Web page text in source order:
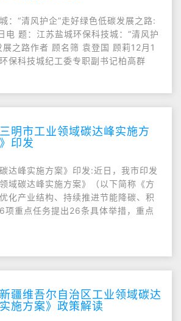
：“清风护企”走好绿色低碳发展之路:
电 题：江苏盐城环保科技城：“清风护
展之路作者 顾名筛 袁登国 顾莉12月1
保科技城纪工委专职副书记柏高群
三明市工业领域碳达峰实施方
印发
达峰实施方案》印发:近日，我市印发
域碳达峰实施方案》（以下简称《方
化产业结构、持续推进节能降碳、积
项重点任务提出26条具体举措，重点
新疆维吾尔自治区工业领域碳达
施方案》政策解读